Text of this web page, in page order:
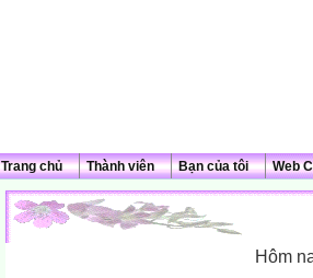
Trang chủ Thành viên Bạn của tôi Web
Hôm